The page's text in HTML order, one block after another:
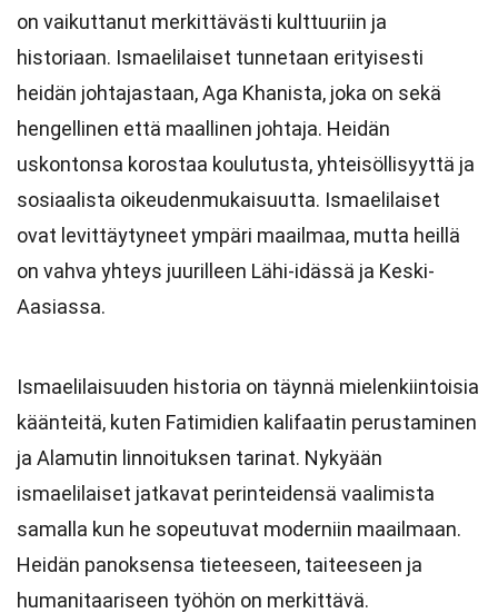
on vaikuttanut merkittävästi kulttuuriin ja
historiaan. Ismaelilaiset tunnetaan erityisesti
heidän johtajastaan, Aga Khanista, joka on sekä
hengellinen että maallinen johtaja. Heidän
uskontonsa korostaa koulutusta, yhteisöllisyyttä ja
sosiaalista oikeudenmukaisuutta. Ismaelilaiset
ovat levittäytyneet ympäri maailmaa, mutta heillä
on vahva yhteys juurilleen Lähi-idässä ja Keski-
Aasiassa.
Ismaelilaisuuden historia on täynnä mielenkiintoisia
käänteitä, kuten Fatimidien kalifaatin perustaminen
ja Alamutin linnoituksen tarinat. Nykyään
ismaelilaiset jatkavat perinteidensä vaalimista
samalla kun he sopeutuvat moderniin maailmaan.
Heidän panoksensa tieteeseen, taiteeseen ja
humanitaariseen työhön on merkittävä.